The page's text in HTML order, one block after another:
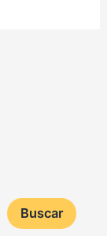
Buscar